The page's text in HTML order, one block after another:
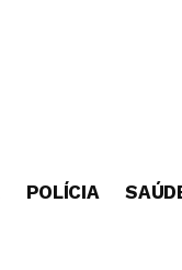
POLÍCIA